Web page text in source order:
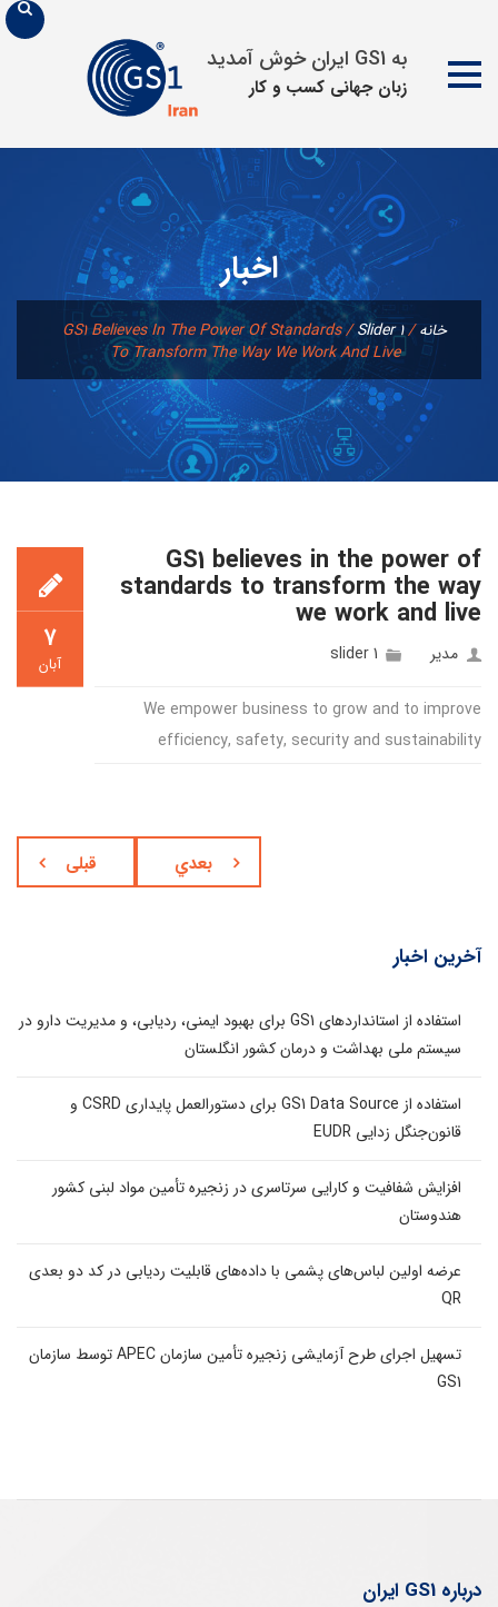
به GS1 ایران خوش آمدید
زبان جهانی كسب و كار
محتوا
اخبار
خانه/
Slider 1
/
GS1 Believes In The Power Of Standards
To Transform The Way We Work And Live
۷
آبان
GS1 believes in the power of
standards to transform the way
we work and live
مدیر slider 1
We empower business to grow and to improve
efficiency, safety, security and sustainability
قبلی بعدي
آخرین اخبار
استفاده از استانداردهای GS1 برای بهبود ایمنی، ردیابی، و مدیریت دارو در
سیستم ملی بهداشت و درمان کشور انگلستان
استفاده از GS1 Data Source برای دستورالعمل پایداری CSRD و
قانون‌جنگل زدایی EUDR
افزایش شفافیت و کارایی سرتاسری در زنجیره تأمین مواد لبنی کشور
هندوستان
عرضه اولین لباس‌های پشمی با داده‌های قابلیت ردیابی در کد دو بعدی
QR
تسهیل اجرای طرح آزمایشی زنجیره تأمین سازمان APEC توسط سازمان
GS1
درباره GS1 ایران